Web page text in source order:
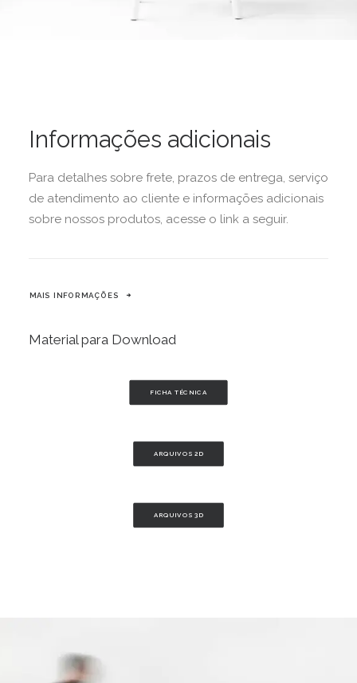
Informações adicionais
Para detalhes sobre frete, prazos de entrega, serviço
de atendimento ao cliente e informações adicionais
sobre nossos produtos, acesse o link a seguir.
MAIS INFORMAÇÕES
Material para Download
FICHA TÉCNICA
ARQUIVOS 2D
ARQUIVOS 3D